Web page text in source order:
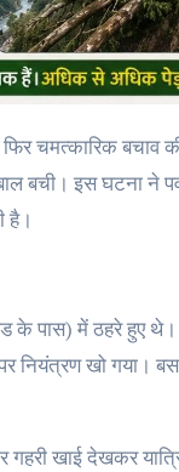
फिर चमत्कारिक
इस घटना ने
है।
के पास) में ठहरे हुए
नियंत्रण खो गया।
खाई देखकर